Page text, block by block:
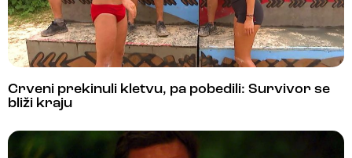
Crveni prekinuli kletvu, pa pobedili: Survivor se
bliži kraju